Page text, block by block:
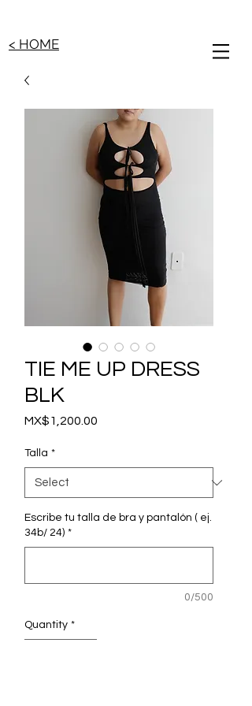
< HOME
TIE ME UP DRESS
BLK
MX$1,200.00
Talla *
Escribe tu talla de bra y pantalón ( ej.
34b/ 24) *
0/500
Quantity *